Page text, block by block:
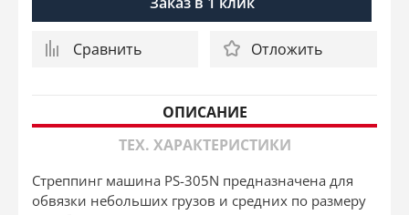
Сравнить Отложить
ОПИСАНИЕ
ТЕХ. ХАРАКТЕРИСТИКИ
Стреппинг машина PS-305N предназначена для
обвязки небольших грузов и средних по размеру